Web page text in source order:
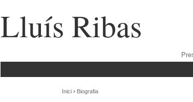
Lluís Ribas
Inici › Biografia